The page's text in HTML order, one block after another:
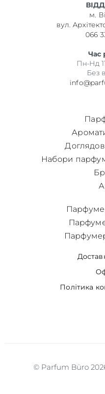
м.
вул.
066
Час
Пн-Нд
Без
Набори
Політика
© Parfum Büro